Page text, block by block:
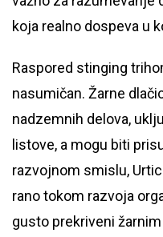
koja realno dospeva u
Raspored stinging
nasumičan. Žarne
nadzemnih delova,
listove, a mogu biti
razvojnom smislu,
rano tokom razvoja
gusto prekriveni